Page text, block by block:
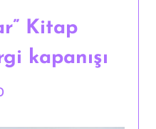
Kitap
kapanışı